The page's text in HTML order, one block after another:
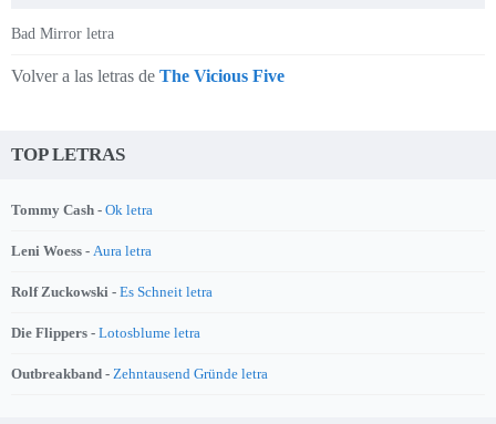
Bad Mirror letra
Volver a las letras de The Vicious Five
TOP LETRAS
Tommy Cash - Ok letra
Leni Woess - Aura letra
Rolf Zuckowski - Es Schneit letra
Die Flippers - Lotosblume letra
Outbreakband - Zehntausend Gründe letra